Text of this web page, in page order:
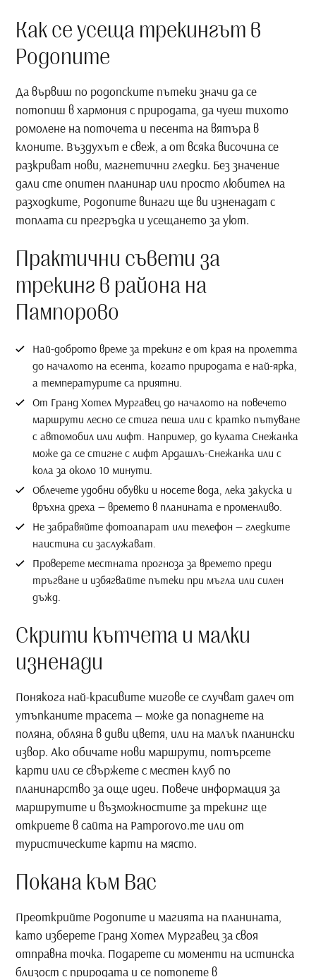
Как се усеща трекингът в
Родопите
Да вървиш по родопските пътеки значи да се
потопиш в хармония с природата, да чуеш тихото
ромолене на поточета и песента на вятъра в
клоните. Въздухът е свеж, а от всяка височина се
разкриват нови, магнетични гледки. Без значение
дали сте опитен планинар или просто любител на
разходките, Родопите винаги ще ви изненадат с
топлата си прегръдка и усещането за уют.
Практични съвети за
трекинг в района на
Пампорово
Най-доброто време за трекинг е от края на пролетта
до началото на есента, когато природата е най-ярка,
а температурите са приятни.
От Гранд Хотел Мургавец до началото на повечето
маршрути лесно се стига пеша или с кратко пътуване
с автомобил или лифт. Например, до кулата Снежанка
може да се стигне с лифт Ардашлъ-Снежанка или с
кола за около 10 минути.
Облечете удобни обувки и носете вода, лека закуска и
връхна дреха — времето в планината е променливо.
Не забравяйте фотоапарат или телефон — гледките
наистина си заслужават.
Проверете местната прогноза за времето преди
тръгване и избягвайте пътеки при мъгла или силен
дъжд.
Скрити кътчета и малки
изненади
Понякога най-красивите мигове се случват далеч от
утъпканите трасета — може да попаднете на
поляна, обляна в диви цветя, или на малък планински
извор. Ако обичате нови маршрути, потърсете
карти или се свържете с местен клуб по
планинарство за още идеи. Повече информация за
маршрутите и възможностите за трекинг ще
откриете в сайта на Pamporovo.me или от
туристическите карти на място.
Покана към Вас
Преоткрийте Родопите и магията на планината,
като изберете Гранд Хотел Мургавец за своя
отправна точка. Подарете си моменти на истинска
близост с природата и се потопете в